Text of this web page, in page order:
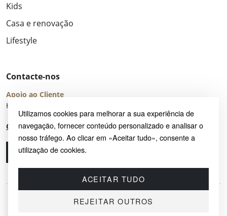
Utilizamos cookies para melhorar a sua experiência de
navegação, fornecer conteúdo personalizado e analisar o
nosso tráfego. Ao clicar em «Aceitar tudo», consente a
utilização de cookies.
ACEITAR TUDO
REJEITAR OUTROS
Kids
Casa e renovação
Lifestyle
Contacte-nos
Apoio ao Cliente
Horário de Atendimento: seg – sex 8:00 – 16:00 (UTC+2)
Centro de Ajuda
Ligue-nos